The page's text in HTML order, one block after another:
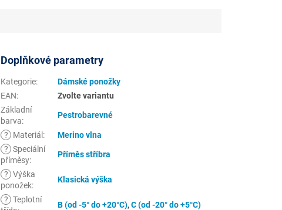
Doplňkové parametry
Kategorie:
Dámské ponožky
EAN:
Zvolte variantu
Základní
barva:
Pestrobarevné
? Materiál :
Merino vlna
? Speciální
příměsy:
Příměs stříbra
? Výška
ponožek:
Klasická výška
? Teplotní
B (od -5° do +20°C),C (od -20° do +5°C)